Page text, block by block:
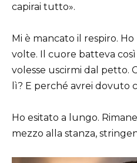
capirai tutto».
Mi è mancato il respiro.
volte. Il cuore batteva
volesse uscirmi dal petto.
lì? E perché avrei dovuto
Ho esitato a lungo.
mezzo alla stanza,